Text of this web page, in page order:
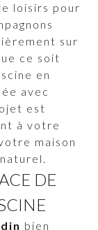
loisirs pour
sur
ce soit
en
avec
est
à votre
maison
DE
bien